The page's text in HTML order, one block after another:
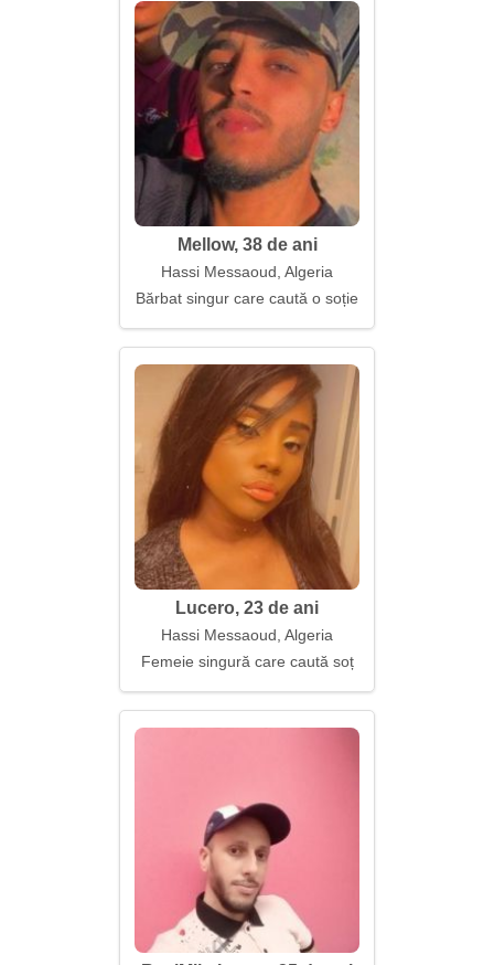
Mellow, 38 de ani
Hassi Messaoud, Algeria
Bărbat singur care caută o soție
Lucero, 23 de ani
Hassi Messaoud, Algeria
Femeie singură care caută soț